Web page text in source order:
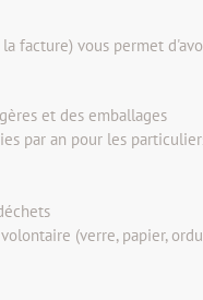
facture) vous permet
et des emballages
par an pour les
(verre, papier,